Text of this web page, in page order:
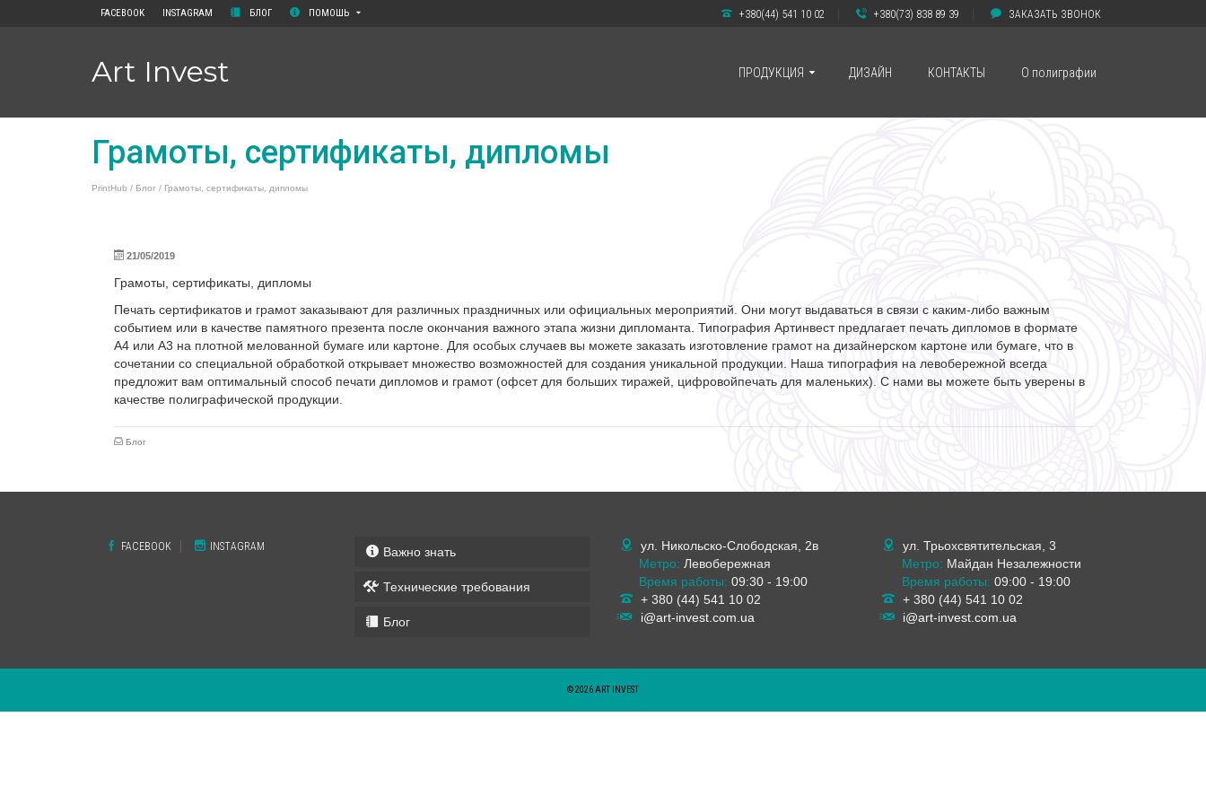
+380(44) 541 10 02 +380(73) 838 89 39 ЗАКАЗАТЬ ЗВОНОК
FACEBOOK INSTAGRAM БЛОГ ПОМОШЬ
Art Invest ПРОДУКЦИЯ ДИЗАЙН КОНТАКТЫ О полиграфии
Грамоты, сертификаты, дипломы
PrintHub / Блог / Грамоты, сертификаты, дипломы
21/05/2019
Грамоты, сертификаты, дипломы
Печать сертификатов и грамот заказывают для различных праздничных или официальных мероприятий. Они могут выдаваться в связи с каким-либо важным
событием или в качестве памятного презента после окончания важного этапа жизни дипломанта. Типография Артинвест предлагает печать дипломов в формате
А4 или А3 на плотной мелованной бумаге или картоне. Для особых случаев вы можете заказать изготовление грамот на дизайнерском картоне или бумаге, что в
сочетании со специальной обработкой открывает множество возможностей для создания уникальной продукции. Наша типография на левобережной всегда
предложит вам оптимальный способ печати дипломов и грамот (офсет для больших тиражей, цифровойпечать для маленьких). С нами вы можете быть уверены в
качестве полиграфической продукции.
Блог
FACEBOOK INSTAGRAM Важно знать
Технические требования
Блог
ул. Никольско-Слободская, 2в
Метро: Левобережная
Время работы: 09:30 - 19:00
+ 380 (44) 541 10 02
i@art-invest.com.ua
ул. Трьохсвятительская, 3
Метро: Майдан Незалежности
Время работы: 09:00 - 19:00
+ 380 (44) 541 10 02
i@art-invest.com.ua
© 2026 ART INVEST